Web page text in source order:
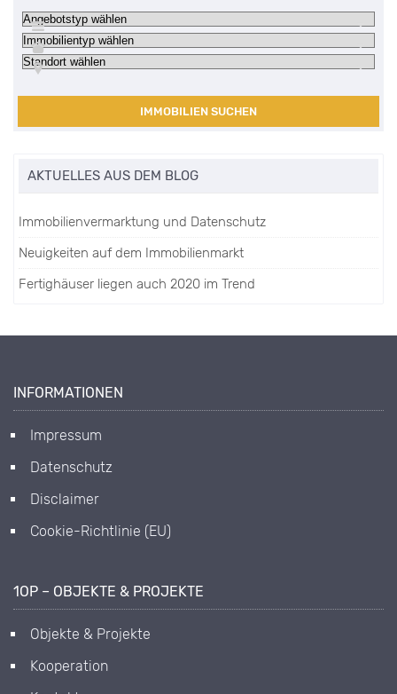
IMMOBILIEN SUCHEN
AKTUELLES AUS DEM BLOG
Immobilienvermarktung und Datenschutz
Neuigkeiten auf dem Immobilienmarkt
Fertighäuser liegen auch 2020 im Trend
INFORMATIONEN
Impressum
Datenschutz
Disclaimer
Cookie-Richtlinie (EU)
1OP – OBJEKTE & PROJEKTE
Objekte & Projekte
Kooperation